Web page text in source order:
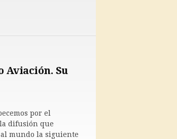
Aviación. Su
por el
difusión que
mundo la siguiente